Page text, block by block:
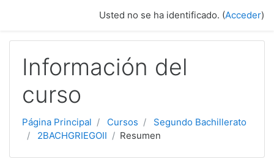
Usted no se ha identificado. (Acceder)
Información del
curso
Página Principal Cursos
Segundo Bachillerato
2BACHGRIEGOII
Resumen